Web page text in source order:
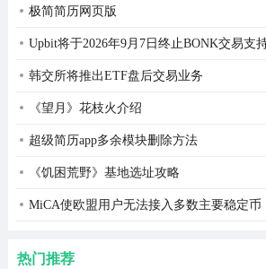
极简简历网页版
Upbit将于2026年9月7日终止BONK交易支
韩交所将推出ETF盘后交易业务
《望月》花枝火介绍
超级简历app多余模块删除方法
《饥困荒野》基地选址攻略
MiCA使欧盟用户无法接入多数主要稳定币
热门推荐